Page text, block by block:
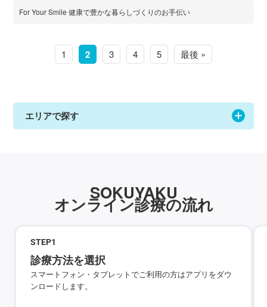
For Your Smile 健康で豊かな暮らしづくりのお手伝い
1 2 3 4 5 最後 »
エリアで探す
SOKUYAKU
オンライン診療の流れ
STEP1
診療方法を選択
スマートフォン・タブレットでご利用の方はアプリをダウ
ンロードします。